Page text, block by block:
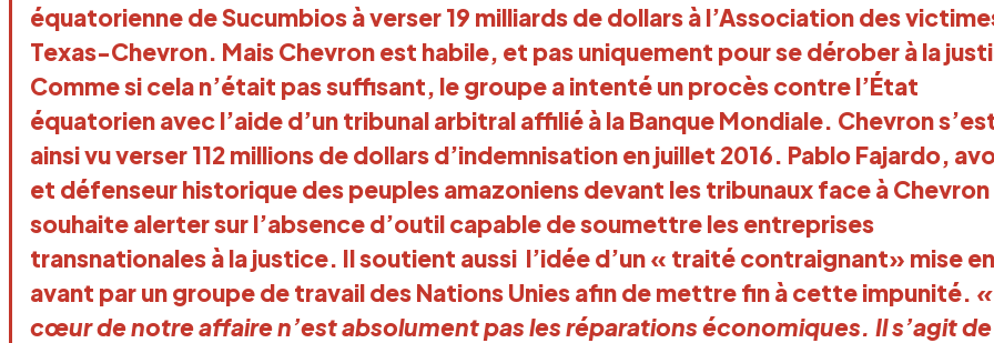
équatorienne de Sucumbios à verser 19 milliards de dollars à l’Association des
Texas-Chevron. Mais Chevron est habile, et pas uniquement pour se dérober à la
Comme si cela n’était pas suffisant, le groupe a intenté un procès contre l’État
équatorien avec l’aide d’un tribunal arbitral affilié à la Banque Mondiale. Chevron
ainsi vu verser 112 millions de dollars d’indemnisation en juillet 2016. Pablo Fajardo,
et défenseur historique des peuples amazoniens devant les tribunaux face à Chevron
souhaite alerter sur l’absence d’outil capable de soumettre les entreprises
transnationales à la justice. Il soutient aussi l’idée d’un « traité contraignant» mise en
avant par un groupe de travail des Nations Unies afin de mettre fin à cette impunité.
cœur de notre affaire n’est absolument pas les réparations économiques. Il s’agit de